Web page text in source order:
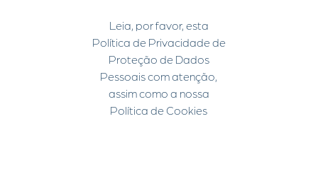
Leia, por favor, esta
Política de Privacidade de
Proteção de Dados
Pessoais com atenção,
assim como a nossa
Política de Cookies